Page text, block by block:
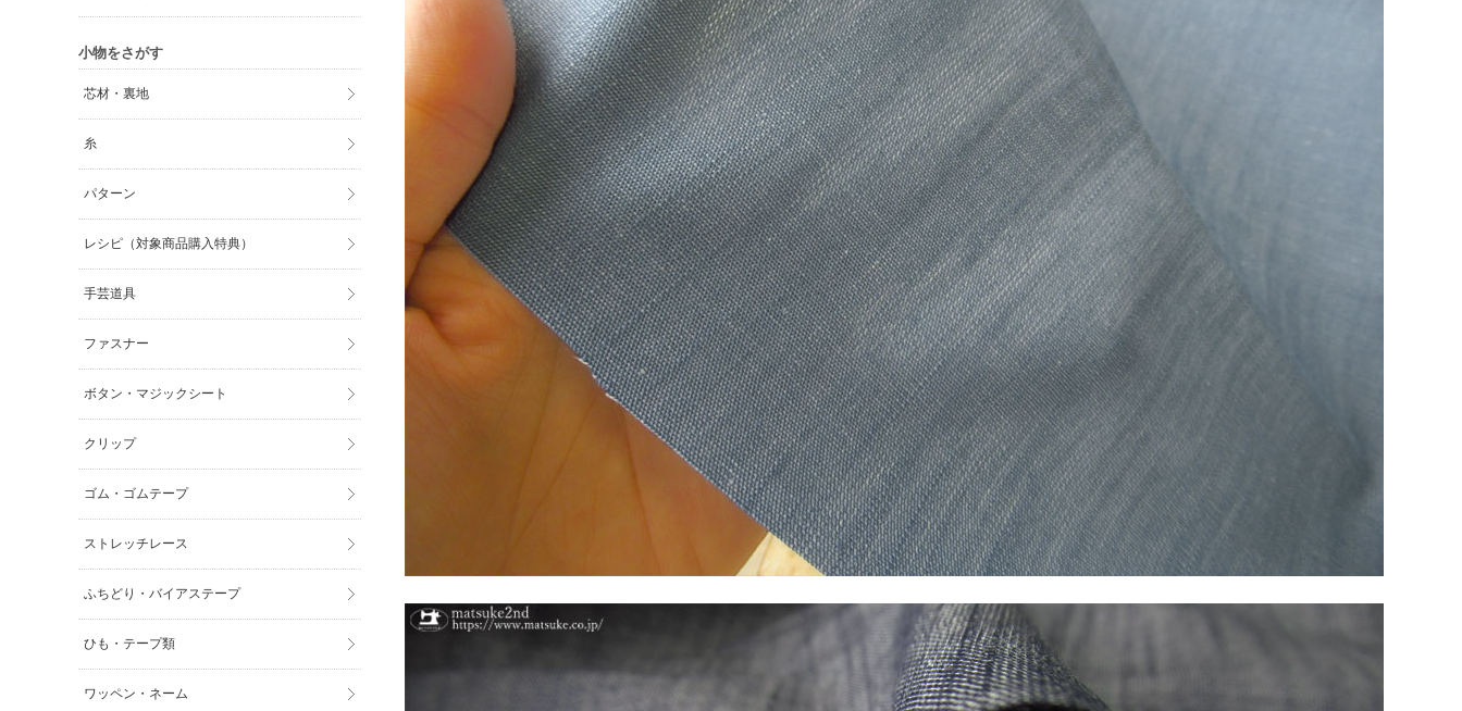
小物をさがす
芯材・裏地
糸
パターン
レシピ（対象商品購入特典）
手芸道具
ファスナー
ボタン・マジックシート
クリップ
ゴム・ゴムテープ
ストレッチレース
ふちどり・バイアステープ
ひも・テープ類
ワッペン・ネーム